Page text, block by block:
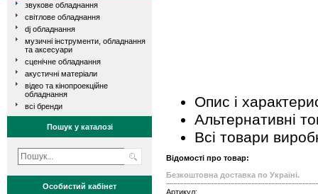
звукове обладнання
світлове обладнання
dj обладнання
музичні інструменти, обладнання
та аксесуари
сценічне обладнання
акустичні матеріали
відео та кінопроекційне
обладнання
всі бренди
Пошук у каталозі
Особистий кабінет
Опис і
Альтернативні
Всі товари
Відомості про товар:
Безкоштовна доставка по Україні.
Артикул: